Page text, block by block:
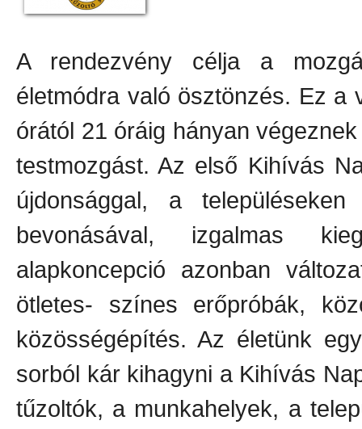
A rendezvény célja a
életmódra való ösztönzés. Ez a
órától 21 óráig hányan
testmozgást. Az első Kihívás
újdonsággal, a
bevonásával, izgalmas
alapkoncepció azonban
ötletes- színes erőpróbák,
közösségépítés. Az életünk
sorból kár kihagyni a Kihívás
tűzoltók, a munkahelyek, a